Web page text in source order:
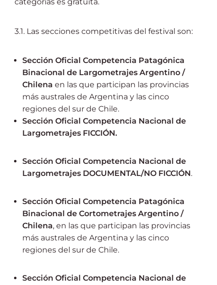
3.1. Las secciones competitivas del festival son:
Sección Oficial Competencia Patagónica
Binacional de Largometrajes Argentino /
Chilena en las que participan las provincias
más australes de Argentina y las cinco
regiones del sur de Chile.
Sección Oficial Competencia Nacional de
Largometrajes FICCIÓN.
Sección Oficial Competencia Nacional de
Largometrajes DOCUMENTAL/NO FICCIÓN.
Sección Oficial Competencia Patagónica
Binacional de Cortometrajes Argentino /
Chilena, en las que participan las provincias
más australes de Argentina y las cinco
regiones del sur de Chile.
Sección Oficial Competencia Nacional de